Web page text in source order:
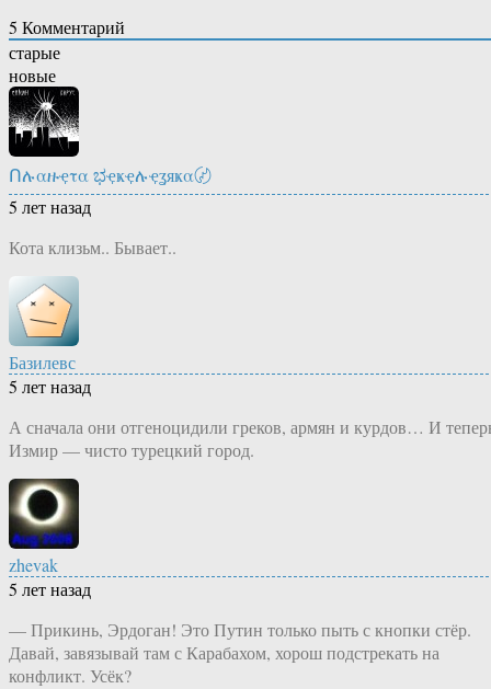
5 Комментарий
старые
новые
Ոሉαዙҿτα ಭҿҝҿሉҿʓяҝα〄
5 лет назад
Кота клизьм.. Бывает..
Базилевс
5 лет назад
А сначала они отгеноцидили греков, армян и курдов… И
Измир — чисто турецкий город.
zhevak
5 лет назад
— Прикинь, Эрдоган! Это Путин только пыть с кнопки стёр.
Давай, завязывай там с Карабахом, хорош подстрекать на
конфликт. Усёк?